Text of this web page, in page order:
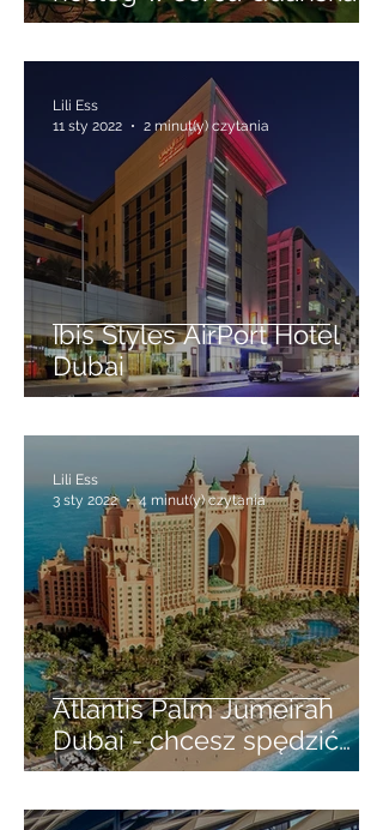
Ibis Styles AirPort Hotel
Dubai
Lili Ess
11 sty 2022
2 minut(y) czytania
Atlantis Palm Jumeirah
Dubai - chcesz spędzić
dobę w luksusach -
wykorzystaj LAYOVER
Lili Ess
3 sty 2022
4 minut(y) czytania